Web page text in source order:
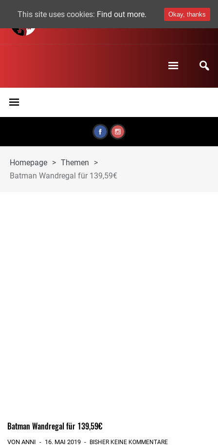
Homepage > Themen
>
Batman Wandregal für 139,59€
Batman Wandregal für 139,59€
VON ANNI 16. MAI 2019 BISHER KEINE KOMMENTARE
This site uses cookies: Find out more. Okay, thanks